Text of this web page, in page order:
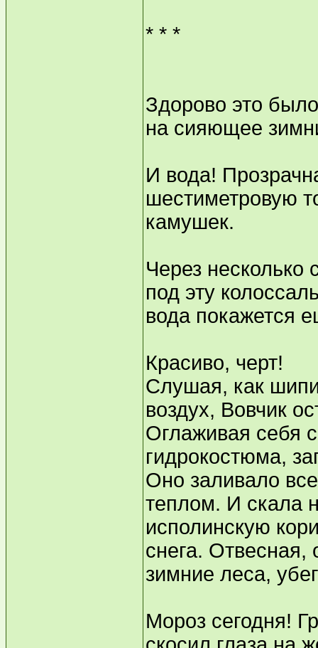
* * *
Здорово это
на сияющее
И вода!
шестиметровую
камушек.
Через несколько
под эту
вода покажется
Красиво, черт!
Слушая, как
воздух, Вовчик
Оглаживая себя
гидрокостюма,
Оно заливало
теплом. И скала
исполинскую
снега. Отвесная,
зимние леса,
Мороз сегодня!